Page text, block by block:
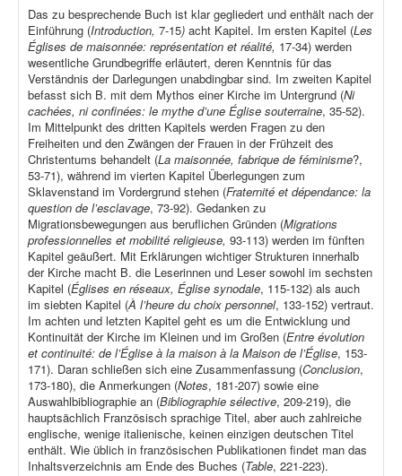
Das zu besprechende Buch ist klar gegliedert und enthält nach der
Einführung (Introduction, 7-15) acht Kapitel. Im ersten Kapitel (Les
Églises de maisonnée: représentation et réalité, 17-34) werden
wesentliche Grundbegriffe erläutert, deren Kenntnis für das
Verständnis der Darlegungen unabdingbar sind. Im zweiten Kapitel
befasst sich B. mit dem Mythos einer Kirche im Untergrund (Ni
cachées, ni confinées: le mythe d’une Église souterraine, 35-52).
Im Mittelpunkt des dritten Kapitels werden Fragen zu den
Freiheiten und den Zwängen der Frauen in der Frühzeit des
Christentums behandelt (La maisonnée, fabrique de féminisme?,
53-71), während im vierten Kapitel Überlegungen zum
Sklavenstand im Vordergrund stehen (Fraternité et dépendance: la
question de l’esclavage, 73-92). Gedanken zu
Migrationsbewegungen aus beruflichen Gründen (Migrations
professionnelles et mobilité religieuse, 93-113) werden im fünften
Kapitel geäußert. Mit Erklärungen wichtiger Strukturen innerhalb
der Kirche macht B. die Leserinnen und Leser sowohl im sechsten
Kapitel (Églises en réseaux, Église synodale, 115-132) als auch
im siebten Kapitel (À l’heure du choix personnel, 133-152) vertraut.
Im achten und letzten Kapitel geht es um die Entwicklung und
Kontinuität der Kirche im Kleinen und im Großen (Entre évolution
et continuité: de l’Église à la maison à la Maison de l’Église, 153-
171). Daran schließen sich eine Zusammenfassung (Conclusion,
173-180), die Anmerkungen (Notes, 181-207) sowie eine
Auswahlbibliographie an (Bibliographie sélective, 209-219), die
hauptsächlich Französisch sprachige Titel, aber auch zahlreiche
englische, wenige italienische, keinen einzigen deutschen Titel
enthält. Wie üblich in französischen Publikationen findet man das
Inhaltsverzeichnis am Ende des Buches (Table, 221-223).